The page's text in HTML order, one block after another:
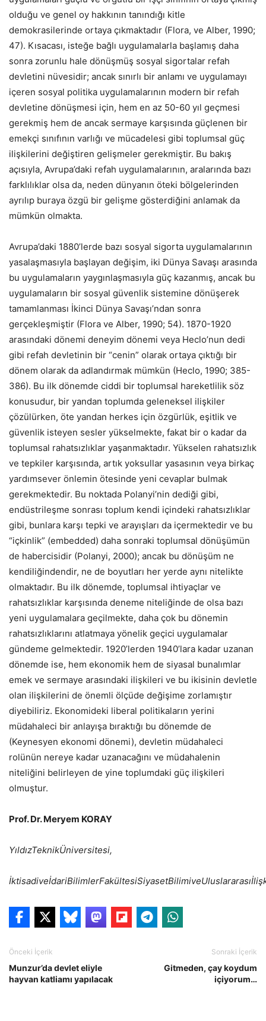
olduğu ve genel oy hakkının tanındığı kitle
demokrasilerinde ortaya çıkmaktadır (Flora, ve Alber, 1990;
47). Kısacası, isteğe bağlı uygulamalarla başlamış daha
sonra zorunlu hale dönüşmüş sosyal sigortalar refah
devletini nüvesidir; ancak sınırlı bir anlamı ve uygulamayı
içeren sosyal politika uygulamalarının modern bir refah
devletine dönüşmesi için, hem en az 50-60 yıl geçmesi
gerekmiş hem de ancak sermaye karşısında güçlenen bir
emekçi sınıfının varlığı ve mücadelesi gibi toplumsal güç
ilişkilerini değiştiren gelişmeler gerekmiştir. Bu bakış
açısıyla, Avrupa’daki refah uygulamalarının, aralarında bazı
farklılıklar olsa da, neden dünyanın öteki bölgelerinden
ayrılıp buraya özgü bir gelişme gösterdiğini anlamak da
mümkün olmakta.
Avrupa’daki 1880’lerde bazı sosyal sigorta uygulamalarının
yasalaşmasıyla başlayan değişim, iki Dünya Savaşı arasında
bu uygulamaların yaygınlaşmasıyla güç kazanmış, ancak bu
uygulamaların bir sosyal güvenlik sistemine dönüşerek
tamamlanması İkinci Dünya Savaşı’ndan sonra
gerçekleşmiştir (Flora ve Alber, 1990; 54). 1870-1920
arasındaki dönemi deneyim dönemi veya Heclo’nun dedi
gibi refah devletinin bir “cenin” olarak ortaya çıktığı bir
dönem olarak da adlandırmak mümkün (Heclo, 1990; 385-
386). Bu ilk dönemde ciddi bir toplumsal hareketlilik söz
konusudur, bir yandan toplumda geleneksel ilişkiler
çözülürken, öte yandan herkes için özgürlük, eşitlik ve
güvenlik isteyen sesler yükselmekte, fakat bir o kadar da
toplumsal rahatsızlıklar yaşanmaktadır. Yükselen rahatsızlık
ve tepkiler karşısında, artık yoksullar yasasının veya birkaç
yardımsever önlemin ötesinde yeni cevaplar bulmak
gerekmektedir. Bu noktada Polanyi’nin dediği gibi,
endüstrileşme sonrası toplum kendi içindeki rahatsızlıklar
gibi, bunlara karşı tepki ve arayışları da içermektedir ve bu
“içkinlik” (embedded) daha sonraki toplumsal dönüşümün
de habercisidir (Polanyi, 2000); ancak bu dönüşüm ne
kendiliğindendir, ne de boyutları her yerde aynı nitelikte
olmaktadır. Bu ilk dönemde, toplumsal ihtiyaçlar ve
rahatsızlıklar karşısında deneme niteliğinde de olsa bazı
yeni uygulamalara geçilmekte, daha çok bu dönemin
rahatsızlıklarını atlatmaya yönelik geçici uygulamalar
gündeme gelmektedir. 1920’lerden 1940’lara kadar uzanan
dönemde ise, hem ekonomik hem de siyasal bunalımlar
emek ve sermaye arasındaki ilişkileri ve bu ikisinin devletle
olan ilişkilerini de önemli ölçüde değişime zorlamıştır
diyebiliriz. Ekonomideki liberal politikaların yerini
müdahaleci bir anlayışa bıraktığı bu dönemde de
(Keynesyen ekonomi dönemi), devletin müdahaleci
rolünün nereye kadar uzanacağını ve müdahalenin
niteliğini belirleyen de yine toplumdaki güç ilişkileri
olmuştur.
Prof. Dr. Meryem KORAY
YıldızTeknikÜniversitesi,
İktisadiveİdariBilimlerFakültesiSiyasetBilimiveUluslararası
Önceki İçerik
Munzur’da devlet eliyle
hayvan katliamı yapılacak
Sonraki İçerik
Gitmeden, çay koydum
içiyorum…